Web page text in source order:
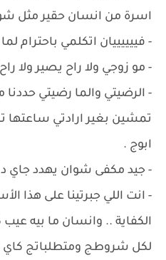
اسرة من انسان حقير مثل
- فييييييان اتكلمي باحترام
- مو زوجي ولا راح يصير ولا
- الرضيتي والما رضيتي
تمشين بغير ارادتي ساعتها
ابوج .
- جيد مكفى شوان يهدد جاي
- انت اللي جبرتينا على هذا
الكفاية .. وانسان ما بيه
لكل شروطج ومتطلباتج كاي